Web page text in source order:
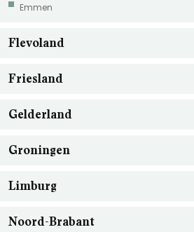
Emmen
Flevoland
Friesland
Gelderland
Groningen
Limburg
Noord-Brabant